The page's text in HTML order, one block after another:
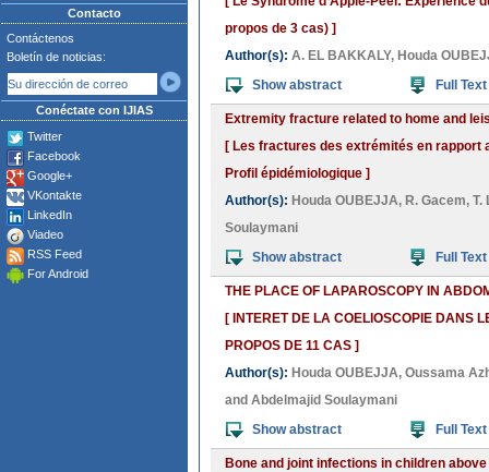
Contacto
Contáctenos
Boletín de noticias:
Conéctate con IJIAS
Twitter
Facebook
Google+
VKontakte
LinkedIn
Viadeo
RSS Feed
For Android
propos de 3 cas) ]
Author(s): A. EL BAKKALY, Houda
Show abstract
Full Text
Extremity fracture related to home and
[ Les fractures des extrémités en rapport
Profil épidémiologique ]
Author(s): Houda OUBEJJA, R. Gacem, T.
Soulaymani
Show abstract
Full Text
THE PLACE OF LAPAROSCOPY IN
[ INTERET DE LA COELIOSCOPIE DANS
PROPOS DE 11 CAS ]
Author(s): Houda OUBEJJA, Oussama
and Abdelmajid Soulaymani
Show abstract
Full Text
Bone and joint infections in children